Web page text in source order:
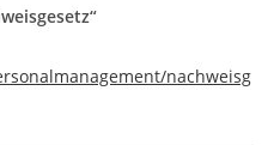
nachweisg